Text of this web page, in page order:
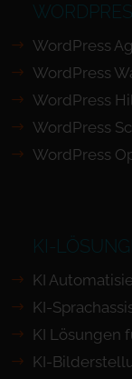
WordPress
WordPress
WordPress
WordPress
WordPress
KI-
KI
KI-
KI Lösungen
KI-